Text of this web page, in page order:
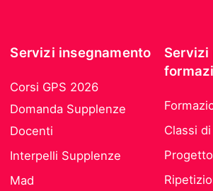
Servizi insegnamento
Corsi GPS 2026
Domanda Supplenze
Docenti
Interpelli Supplenze
Mad
Servizi
Classi